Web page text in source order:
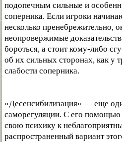
подопечным сильные и
соперника. Если игроки
несколько пренебрежительно,
неопровержимые
бороться, а стоит кому-либо
об их сильных сторонах, как у
слабости соперника.
«Десенсибилизация» — еще
саморегуляции. С его помощью
свою психику к
распространенный вариант